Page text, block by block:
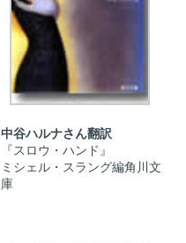
中谷ハルナさん翻訳
『スロウ・ハンド』
ミシェル・スラング編角川文
庫